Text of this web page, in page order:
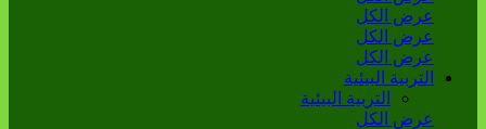
عرض الكل
عرض الكل
عرض الكل
التربية البيئية
التربية البيئية
عرض الكل